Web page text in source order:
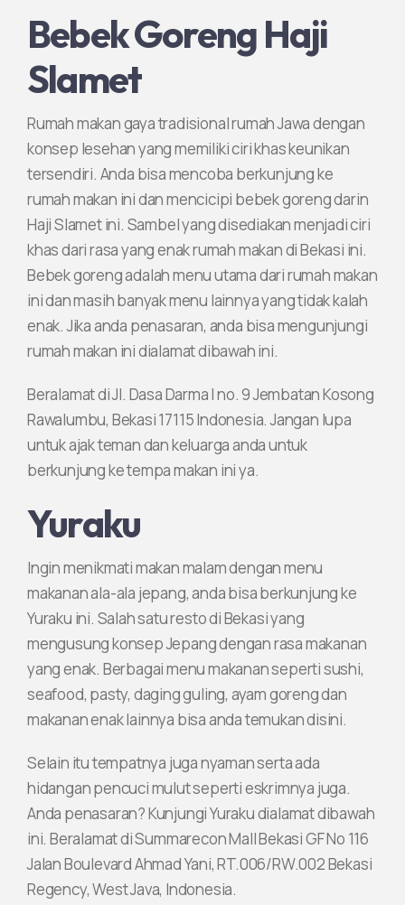
Bebek Goreng Haji
Slamet
Rumah makan gaya tradisional rumah Jawa dengan
konsep lesehan yang memiliki ciri khas keunikan
tersendiri. Anda bisa mencoba berkunjung ke
rumah makan ini dan mencicipi bebek goreng darin
Haji Slamet ini. Sambel yang disediakan menjadi ciri
khas dari rasa yang enak rumah makan di Bekasi ini.
Bebek goreng adalah menu utama dari rumah makan
ini dan masih banyak menu lainnya yang tidak kalah
enak. Jika anda penasaran, anda bisa mengunjungi
rumah makan ini dialamat dibawah ini.
Beralamat di Jl. Dasa Darma I no. 9 Jembatan Kosong
Rawalumbu, Bekasi 17115 Indonesia. Jangan lupa
untuk ajak teman dan keluarga anda untuk
berkunjung ke tempa makan ini ya.
Yuraku
Ingin menikmati makan malam dengan menu
makanan ala-ala jepang, anda bisa berkunjung ke
Yuraku ini. Salah satu resto di Bekasi yang
mengusung konsep Jepang dengan rasa makanan
yang enak. Berbagai menu makanan seperti sushi,
seafood, pasty, daging guling, ayam goreng dan
makanan enak lainnya bisa anda temukan disini.
Selain itu tempatnya juga nyaman serta ada
hidangan pencuci mulut seperti eskrimnya juga.
Anda penasaran? Kunjungi Yuraku dialamat dibawah
ini. Beralamat di Summarecon Mall Bekasi GF No 116
Jalan Boulevard Ahmad Yani, RT.006/RW.002 Bekasi
Regency, West Java, Indonesia.